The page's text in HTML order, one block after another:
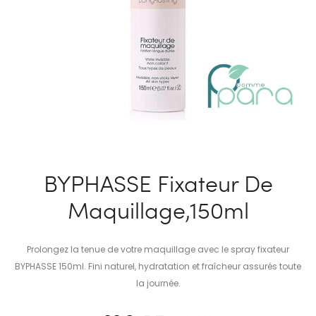
BYPHASSE Fixateur De
Maquillage,150ml
Prolongez la tenue de votre maquillage avec le spray fixateur
BYPHASSE 150ml. Fini naturel, hydratation et fraîcheur assurés toute
la journée.